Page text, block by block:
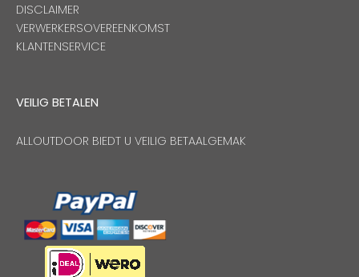
DISCLAIMER
VERWERKERSOVEREENKOMST
KLANTENSERVICE
VEILIG BETALEN
ALLOUTDOOR BIEDT U VEILIG BETAALGEMAK